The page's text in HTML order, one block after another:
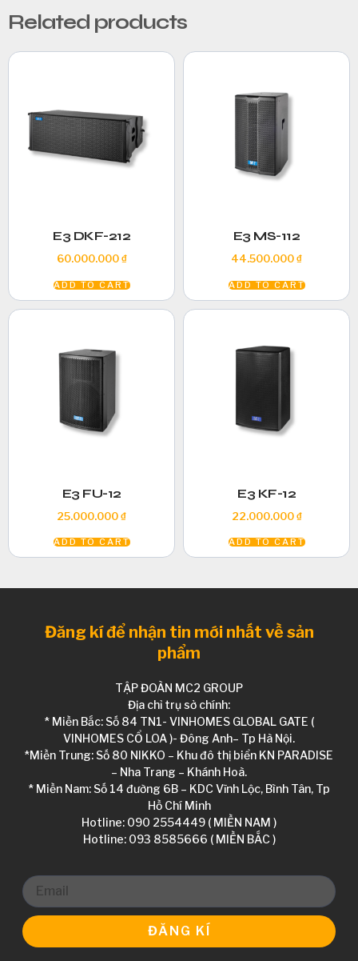
Related products
E3 DKF-212
60.000.000₫
ADD TO CART
E3 MS-112
44.500.000₫
ADD TO CART
E3 FU-12
25.000.000₫
ADD TO CART
E3 KF-12
22.000.000₫
ADD TO CART
Đăng kí để nhận tin mới nhất về sản
phẩm
TẬP ĐOÀN MC2 GROUP
Địa chỉ trụ sở chính:
* Miền Bắc: Số 84 TN1- VINHOMES GLOBAL GATE (
VINHOMES CỔ LOA )- Đông Anh– Tp Hà Nội.
*Miền Trung: Số 80 NIKKO – Khu đô thị biển KN PARADISE
– Nha Trang – Khánh Hoà.
* Miền Nam: Số 14 đường 6B – KDC Vĩnh Lộc, Bình Tân, Tp
Hồ Chí Minh
Hotline: 090 2554449 ( MIỀN NAM )
Hotline: 093 8585666 ( MIỀN BẮC )
ĐĂNG KÍ